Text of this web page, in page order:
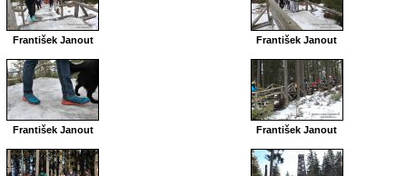
František Janout František Janout
František Janout František Janout